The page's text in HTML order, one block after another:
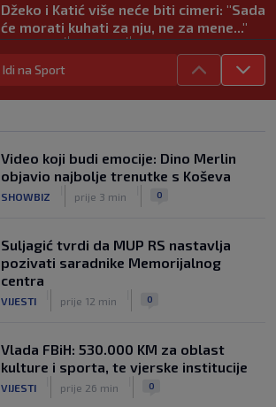
Džeko i Katić više neće biti cimeri: "Sada
će morati kuhati za nju, ne za mene..."
| |
Vodstvo FIFA-e priznalo pogreške, evo
pola u ženskom tenisu
TENIS
|
prije 2 h
| 0
Idi na Sport
Video koji budi emocije: Dino Merlin
objavio najbolje trenutke s Koševa
SHOWBIZ prije 3 min 0
Suljagić tvrdi da MUP RS nastavlja
pozivati saradnike Memorijalnog
centra
VIJESTI prije 12 min 0
Vlada FBiH: 530.000 KM za oblast
kulture i sporta, te vjerske institucije
VIJESTI prije 26 min 0